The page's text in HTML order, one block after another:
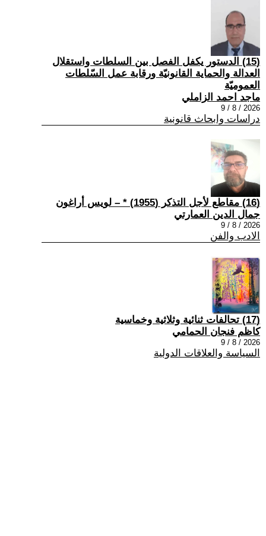
(15) الدستور يكفل الفصل بين السلطات واستقلال
العدالة والحماية القانونيّة ورقابة عمل السّلطات
العموميّة
ماجد احمد الزاملي
2026 / 8 / 9
دراسات وابحاث قانونية
(16) مقاطع لأجل التذكر (1955) * – لويس أراغون
جمال الدين العمارتي
2026 / 8 / 9
الادب والفن
(17) تحالفات ثنائية وثلاثية وخماسية
كاظم فنجان الحمامي
2026 / 8 / 9
السياسة والعلاقات الدولية